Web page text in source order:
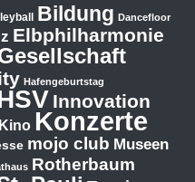
Bildung Dancefloor
Elbphilharmonie
Hafengeburtstag
Innovation
Kino Konzerte
mojo club Museen
Rotherbaum